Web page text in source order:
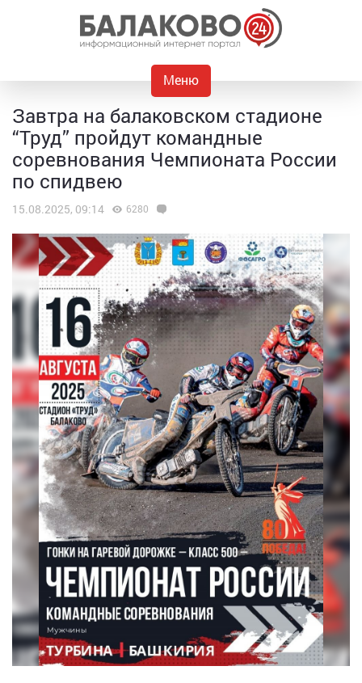
Меню
Завтра на балаковском стадионе
“Труд” пройдут командные
соревнования Чемпионата России
по спидвею
15.08.2025, 09:14 6280